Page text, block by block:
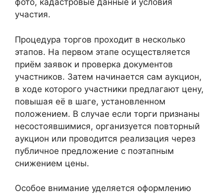
фото, кадастровые данные и условия
участия.
Процедура торгов проходит в несколько
этапов. На первом этапе осуществляется
приём заявок и проверка документов
участников. Затем начинается сам аукцион,
в ходе которого участники предлагают цену,
повышая её в шаге, установленном
положением. В случае если торги признаны
несостоявшимися, организуется повторный
аукцион или проводится реализация через
публичное предложение с поэтапным
снижением цены.
Особое внимание уделяется оформлению